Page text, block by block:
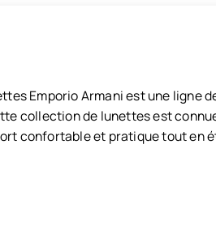
Emporio Armani est une ligne
collection de lunettes est
confortable et pratique tout en